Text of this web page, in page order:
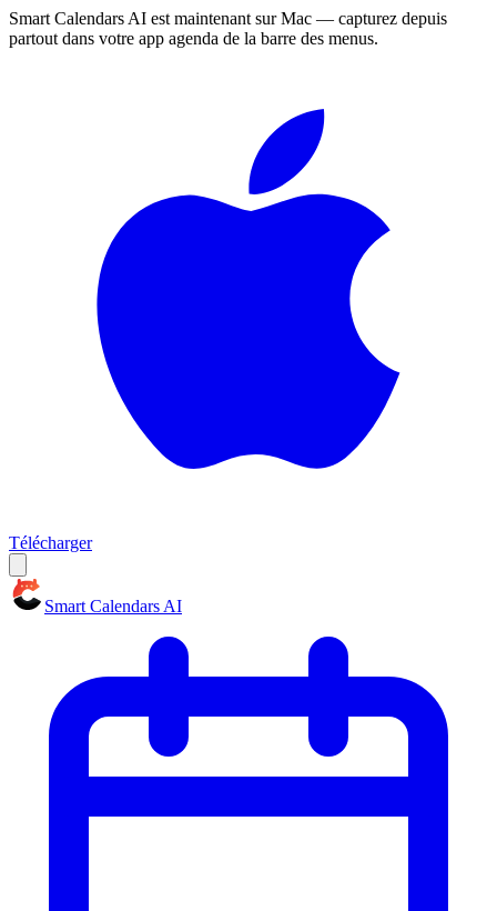
Smart Calendars AI est maintenant sur Mac — capturez depuis
partout dans votre app agenda de la barre des menus.
Télécharger
Smart Calendars AI